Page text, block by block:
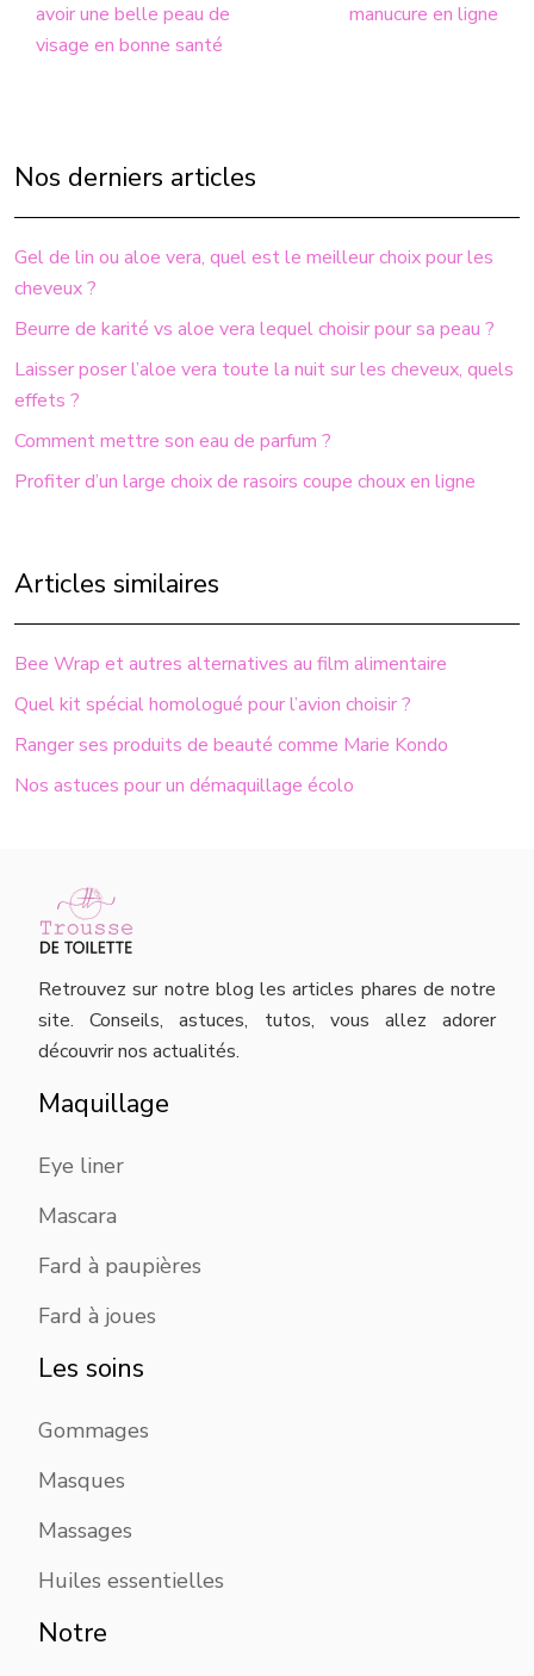
avoir une belle peau de
visage en bonne santé
manucure en ligne
Nos derniers articles
Gel de lin ou aloe vera, quel est le meilleur choix pour les
cheveux ?
Beurre de karité vs aloe vera lequel choisir pour sa peau ?
Laisser poser l’aloe vera toute la nuit sur les cheveux, quels
effets ?
Comment mettre son eau de parfum ?
Profiter d’un large choix de rasoirs coupe choux en ligne
Articles similaires
Bee Wrap et autres alternatives au film alimentaire
Quel kit spécial homologué pour l’avion choisir ?
Ranger ses produits de beauté comme Marie Kondo
Nos astuces pour un démaquillage écolo
Retrouvez sur notre blog les articles phares de notre
site. Conseils, astuces, tutos, vous allez adorer
découvrir nos actualités.
Maquillage
Eye liner
Mascara
Fard à paupières
Fard à joues
Les soins
Gommages
Masques
Massages
Huiles essentielles
Notre